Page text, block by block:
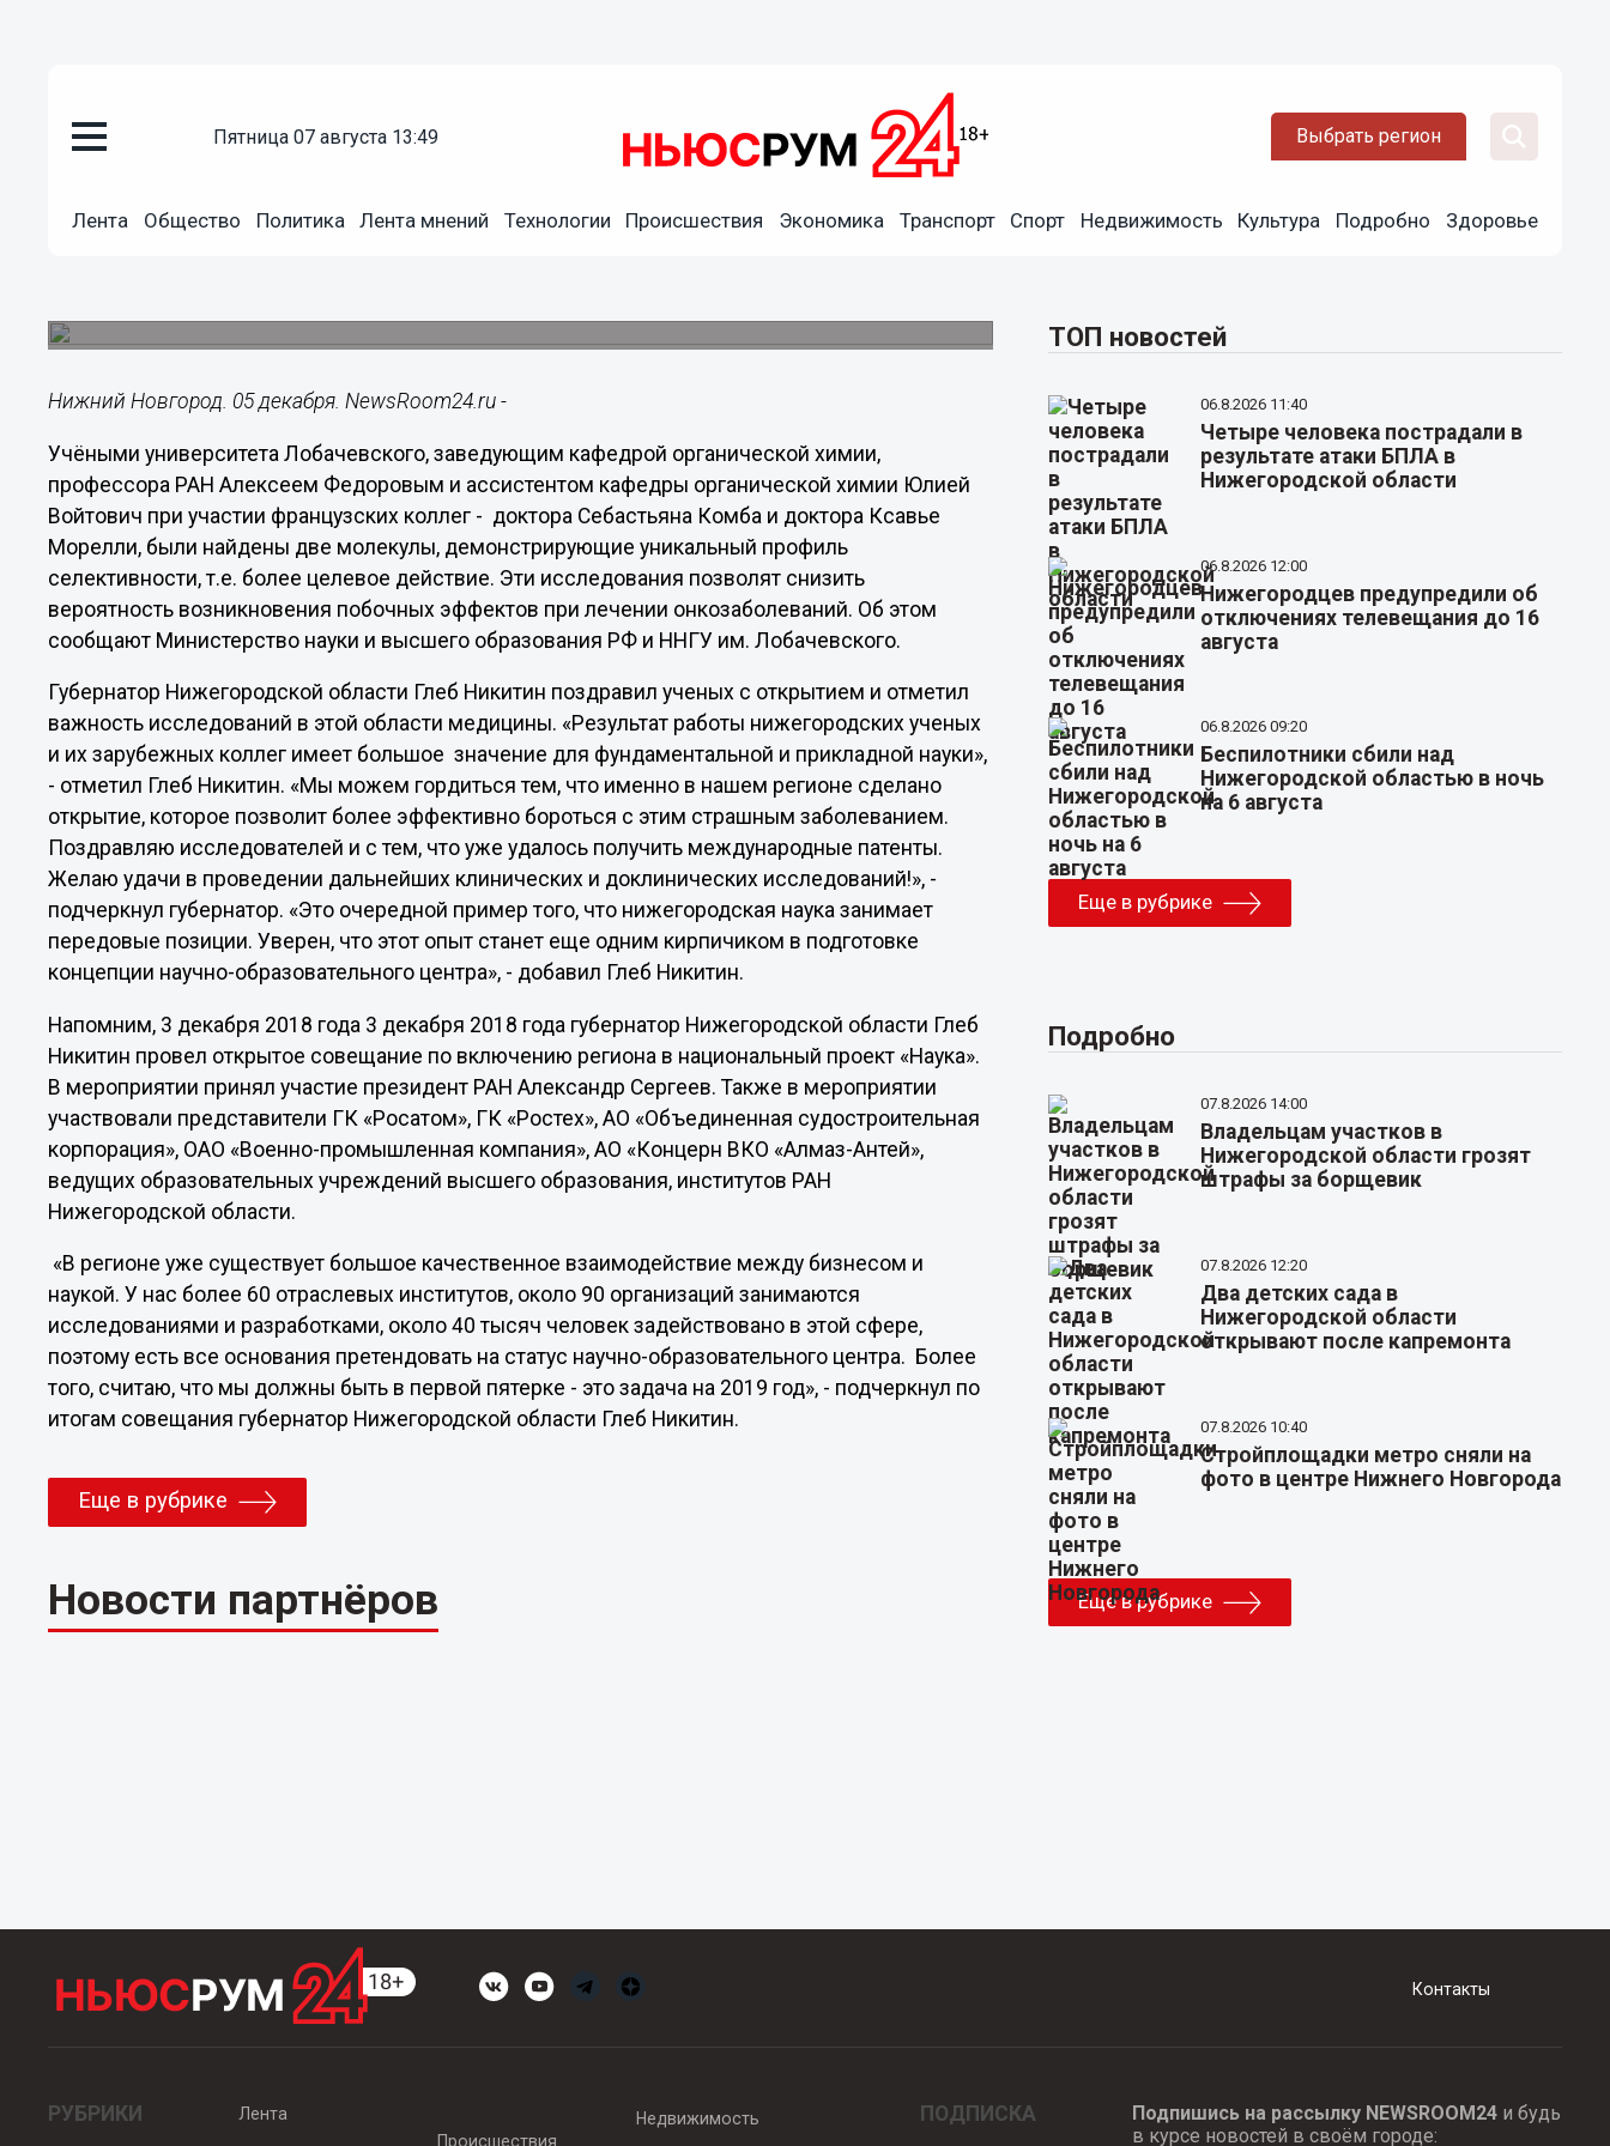
пятница 07 августа 13:49 Выбрать регион
Лента Общество Политика Лента мнений Технологии Происшествия Экономика Транспорт Спорт Недвижимость Культура Подробно Здоровье
Нижний Новгород. 05 декабря. NewsRoom24.ru -
Учёными университета Лобачевского, заведующим кафедрой органической химии,
профессора РАН Алексеем Федоровым и ассистентом кафедры органической химии Юлией
Войтович при участии французских коллег - доктора Себастьяна Комба и доктора Ксавье
Морелли, были найдены две молекулы, демонстрирующие уникальный профиль
селективности, т.е. более целевое действие. Эти исследования позволят снизить
вероятность возникновения побочных эффектов при лечении онкозаболеваний. Об этом
сообщают Министерство науки и высшего образования РФ и ННГУ им. Лобачевского.
Губернатор Нижегородской области Глеб Никитин поздравил ученых с открытием и отметил
важность исследований в этой области медицины. «Результат работы нижегородских ученых
и их зарубежных коллег имеет большое значение для фундаментальной и прикладной науки»,
- отметил Глеб Никитин. «Мы можем гордиться тем, что именно в нашем регионе сделано
открытие, которое позволит более эффективно бороться с этим страшным заболеванием.
Поздравляю исследователей и с тем, что уже удалось получить международные патенты.
Желаю удачи в проведении дальнейших клинических и доклинических исследований!», -
подчеркнул губернатор. «Это очередной пример того, что нижегородская наука занимает
передовые позиции. Уверен, что этот опыт станет еще одним кирпичиком в подготовке
концепции научно-образовательного центра», - добавил Глеб Никитин.
Напомним, 3 декабря 2018 года 3 декабря 2018 года губернатор Нижегородской области Глеб
Никитин провел открытое совещание по включению региона в национальный проект «Наука».
В мероприятии принял участие президент РАН Александр Сергеев. Также в мероприятии
участвовали представители ГК «Росатом», ГК «Ростех», АО «Объединенная судостроительная
корпорация», ОАО «Военно-промышленная компания», АО «Концерн ВКО «Алмаз-Антей»,
ведущих образовательных учреждений высшего образования, институтов РАН
Нижегородской области.
«В регионе уже существует большое качественное взаимодействие между бизнесом и
наукой. У нас более 60 отраслевых институтов, около 90 организаций занимаются
исследованиями и разработками, около 40 тысяч человек задействовано в этой сфере,
поэтому есть все основания претендовать на статус научно-образовательного центра. Более
того, считаю, что мы должны быть в первой пятерке - это задача на 2019 год», - подчеркнул по
итогам совещания губернатор Нижегородской области Глеб Никитин.
Еще в рубрике
Новости партнёров
ТОП новостей
06.8.2026 11:40
Четыре человека пострадали в
результате атаки БПЛА в
Нижегородской области
06.8.2026 12:00
Нижегородцев предупредили об
отключениях телевещания до 16
августа
06.8.2026 09:20
Беспилотники сбили над
Нижегородской областью в ночь
на 6 августа
Еще в рубрике
Подробно
07.8.2026 14:00
Владельцам участков в
Нижегородской области грозят
штрафы за борщевик
07.8.2026 12:20
Два детских сада в
Нижегородской области
открывают после капремонта
07.8.2026 10:40
Стройплощадки метро сняли на
фото в центре Нижнего Новгорода
Еще в рубрике
Контакты
РУБРИКИ
Лента
Происшествия
Недвижимость ПОДПИСКА Подпишись на рассылку NEWSROOM24и будь
в курсе новостей в своём городе: